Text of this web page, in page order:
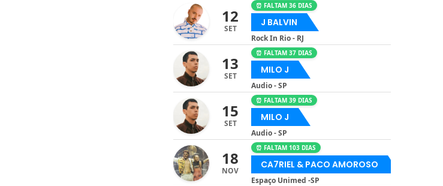
12
SET
⏰ FALTAM 36 DIAS
J BALVIN
Rock In Rio - RJ
13
SET
⏰ FALTAM 37 DIAS
MILO J
Audio - SP
15
SET
⏰ FALTAM 39 DIAS
MILO J
Audio - SP
18
NOV
⏰ FALTAM 103 DIAS
CA7RIEL & PACO AMOROSO
Espaço Unimed -SP